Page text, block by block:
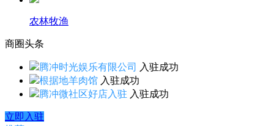
农林牧渔
商圈头条
腾冲时光娱乐有限公司
入驻成功
根据地羊肉馆 入驻成功
腾冲微社区好店入驻 入驻成功
立即入驻